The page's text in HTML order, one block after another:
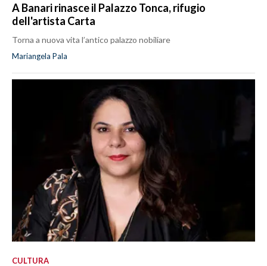
A Banari rinasce il Palazzo Tonca, rifugio
dell'artista Carta
Torna a nuova vita l’antico palazzo nobiliare
Mariangela Pala
CULTURA